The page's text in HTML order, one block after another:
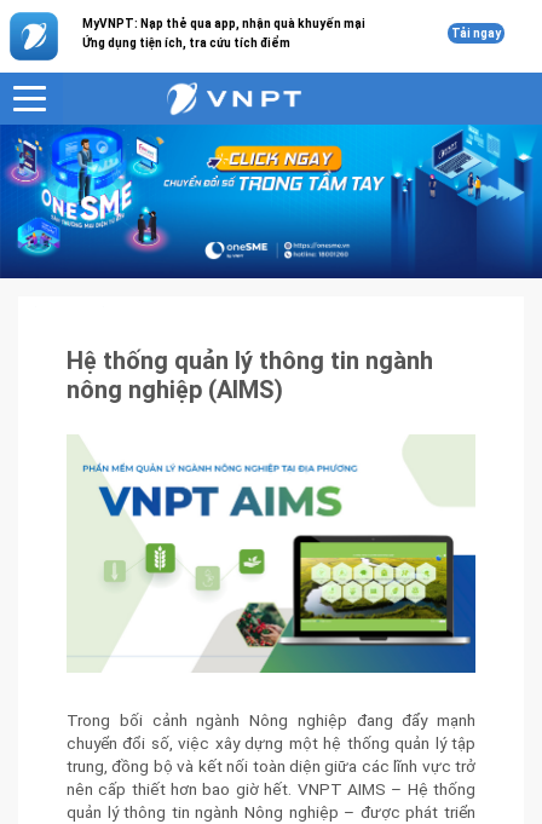
MyVNPT: Nạp thẻ qua app, nhận quà khuyến mại
Ứng dụng tiện ích, tra cứu tích điểm
Tải ngay
VNPT
Sản phẩm - Dịch vụ
Hệ thống quản lý thông tin ngành nông nghiệp (AIMS)
Hệ thống quản lý thông tin ngành
nông nghiệp (AIMS)
Trong bối cảnh ngành Nông nghiệp đang đẩy mạnh
chuyển đổi số, việc xây dựng một hệ thống quản lý tập
trung, đồng bộ và kết nối toàn diện giữa các lĩnh vực trở
nên cấp thiết hơn bao giờ hết. VNPT AIMS – Hệ thống
quản lý thông tin ngành Nông nghiệp – được phát triển